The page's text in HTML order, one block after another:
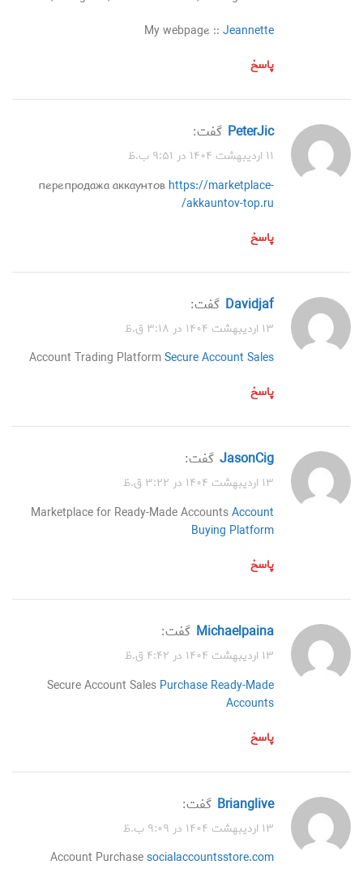
My webpagе :: Jeannette
پاسخ
PeterJic گفت:
۱۱ اردیبهشت ۱۴۰۴ در ۹:۵۱ ب.ظ
перепродажа аккаунтов https://marketplace-
akkauntov-top.ru/
پاسخ
Davidjaf گفت:
۱۳ اردیبهشت ۱۴۰۴ در ۳:۱۸ ق.ظ
Account Trading PlatformSecure Account Sales
پاسخ
JasonCig گفت:
۱۳ اردیبهشت ۱۴۰۴ در ۳:۲۲ ق.ظ
Marketplace for Ready-Made AccountsAccount
Buying Platform
پاسخ
Michaelpaina گفت:
۱۳ اردیبهشت ۱۴۰۴ در ۴:۴۲ ق.ظ
Secure Account Sales Purchase Ready-Made
Accounts
پاسخ
Brianglive گفت:
۱۳ اردیبهشت ۱۴۰۴ در ۹:۰۹ ب.ظ
Account Purchasesocialaccountsstore.com